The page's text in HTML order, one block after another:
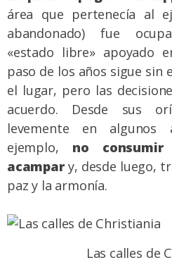
área que pertenecía al
abandonado) fue
«estado libre» apoyado
paso de los años sigue sin
el lugar, pero las
acuerdo. Desde sus
levemente en algunos
ejemplo, no consumir
acampary, desde luego,
paz y la armonía.
Las calles de